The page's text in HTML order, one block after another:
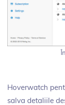
Hoverwatch
salva detaliile